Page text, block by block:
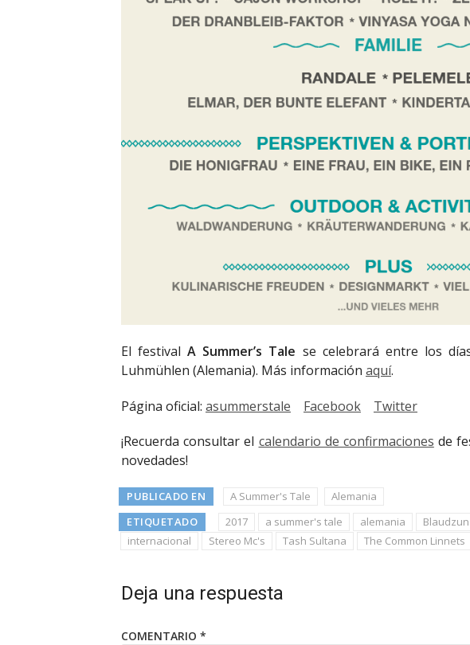
El festivalA Summer’s Tale se celebrará entre los
Luhmühlen (Alemania). Más información aquí.
Página oficial: asummerstale Facebook Twitter
¡Recuerda consultar el calendario de confirmaciones de
novedades!
PUBLICADO EN A Summer's Tale
Alemania
ETIQUETADO
2017 a summer's tale alemania Blaudzun
internacional
Stereo Mc's Tash Sultana The Common Linnets
Deja una respuesta
COMENTARIO *